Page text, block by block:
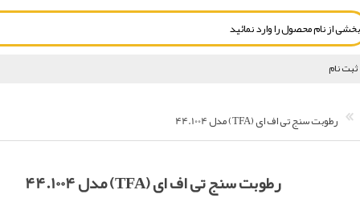
ثبت نام
رطوبت سنج تی اف ای (TFA) مدل 44.1004
رطوبت سنج تی اف ای (TFA) مدل 44.1004